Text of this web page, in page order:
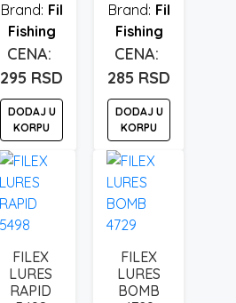
Fil
Fishing
295 RSD
DODAJ U
KORPU
Fil
Fishing
285 RSD
DODAJ U
KORPU
FILEX
LURES
RAPID
FILEX
LURES
BOMB